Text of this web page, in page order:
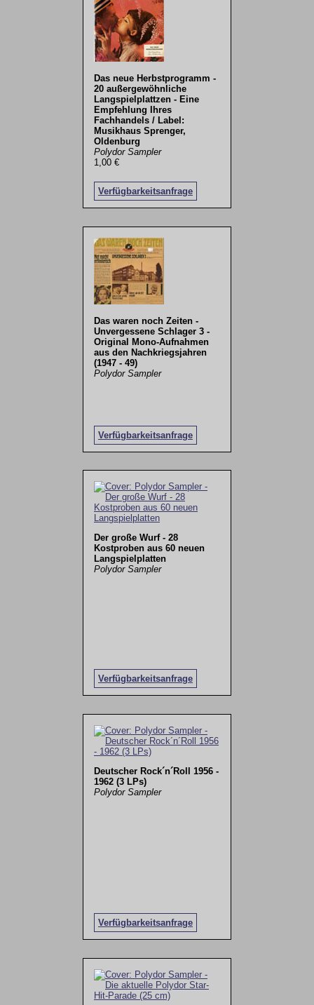
Das neue Herbstprogramm -
20 außergewöhnliche
Langspielplattzen - Eine
Empfehlung Ihres
Fachhandels / Label:
Musikhaus Sprenger,
Oldenburg
Polydor Sampler
1,00 €
Verfügbarkeitsanfrage
Das waren noch Zeiten -
Unvergessene Schlager 3 -
Original Mono-Aufnahmen
aus den Nachkriegsjahren
(1947 - 49)
Polydor Sampler
Verfügbarkeitsanfrage
Der große Wurf - 28
Kostproben aus 60 neuen
Langspielplatten
Polydor Sampler
Verfügbarkeitsanfrage
Deutscher Rock´n´Roll 1956 -
1962 (3 LPs)
Polydor Sampler
Verfügbarkeitsanfrage